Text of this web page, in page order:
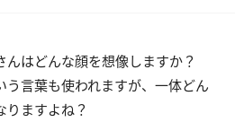
んはどんな顔を想像しますか？
う言葉も使われますが、一体どん
りますよね？